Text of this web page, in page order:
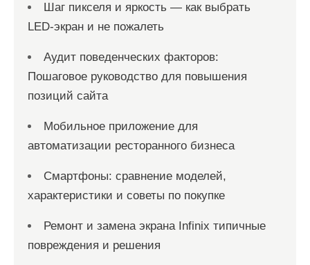
Шаг пикселя и яркость — как выбрать
LED-экран и не пожалеть
Аудит поведенческих факторов:
Пошаговое руководство для повышения
позиций сайта
Мобильное приложение для
автоматизации ресторанного бизнеса
Смартфоны: сравнение моделей,
характеристики и советы по покупке
Ремонт и замена экрана Infinix типичные
повреждения и решения